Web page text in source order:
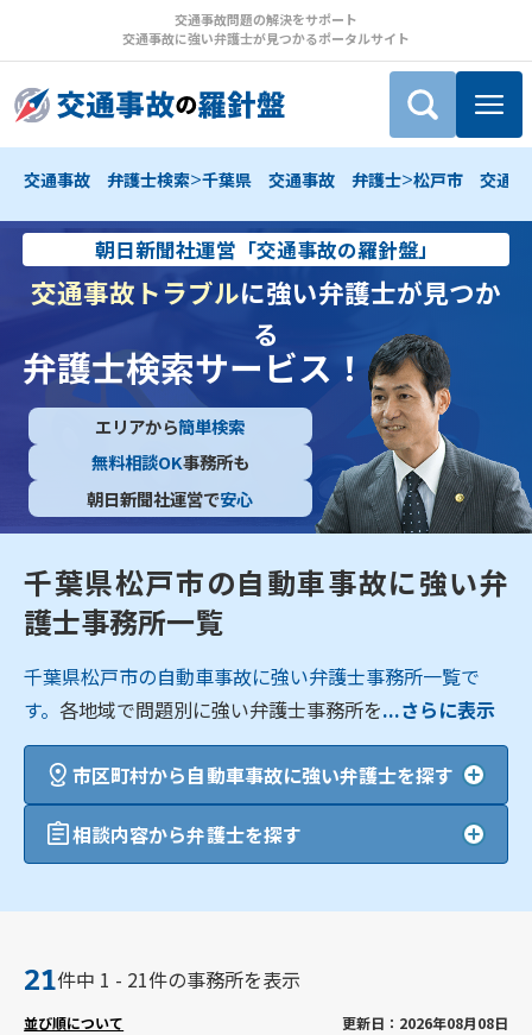
交通事故問題の解決をサポート
交通事故に強い弁護士が見つかるポータルサイト
交通事故 弁護士検索>千葉県 交通事故 弁護士>松戸市 交通
朝日新聞社運営「交通事故の羅針盤」
交通事故トラブルに強い弁護士が見つか
る
弁護士検索サービス！
エリアから簡単検索
無料相談OK事務所も
朝日新聞社運営で安心
千葉県松戸市の自動車事故に強い弁
護士事務所一覧
千葉県松戸市の自動車事故に強い弁護士事務所一覧で
す。各地域で問題別に強い弁護士事務所を...さらに表示
市区町村から自動車事故に強い弁護士を探す
相談内容から弁護士を探す
21件中 1 - 21件の事務所を表示
並び順について
更新日：2026年08月08日